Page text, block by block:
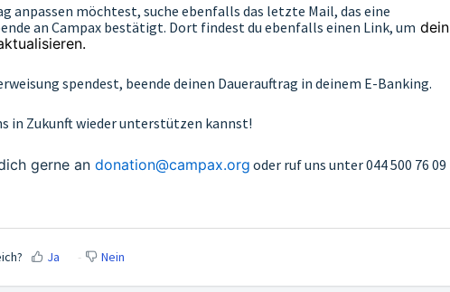
anpassen möchtest, suche ebenfalls das letzte Mail, das eine
an Campax bestätigt. Dort findest du ebenfalls einen Link, um dein
spendest, beende deinen Dauerauftrag in deinem E-Banking.
in Zukunft wieder unterstützen kannst!
gerne an donation@campax.org oder ruf uns unter 044 500 76 09
Ja Nein